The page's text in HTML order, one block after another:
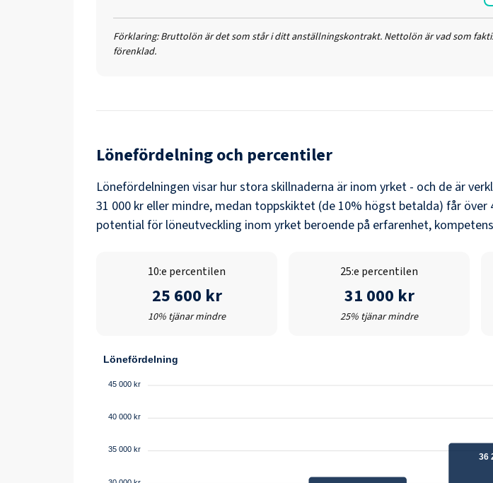
Förklaring: Bruttolön är det som står i ditt anställningskontrakt. Nettolön är vad som
förenklad.
Lönefördelning och percentiler
Lönefördelningen visar hur stora skillnaderna är inom yrket - och de är
31 000 kr eller mindre, medan toppskiktet (de 10% högst betalda) får över
potential för löneutveckling inom yrket beroende på erfarenhet,
10:e percentilen
25 600 kr
10% tjänar mindre
25:e percentilen
31 000 kr
25% tjänar mindre
Lönefördelning
45 000 kr
40 000 kr
35 000 kr
36